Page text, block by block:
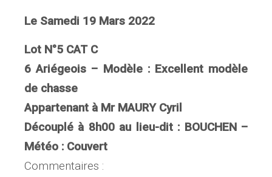
Le Samedi 19 Mars 2022
Lot N°5 CAT C
6 Ariégeois – Modèle : Excellent modèle
de chasse
Appartenant à Mr MAURY Cyril
Découplé à 8h00 au lieu-dit : BOUCHEN –
Météo : Couvert
Commentaires :